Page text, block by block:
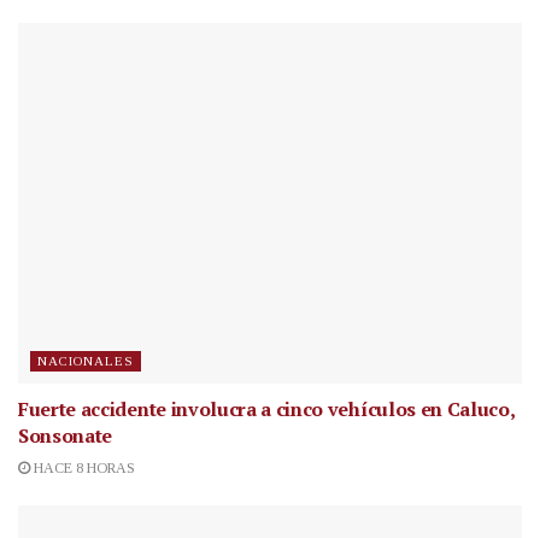
NACIONALES
Fuerte accidente involucra a cinco vehículos en Caluco,
Sonsonate
HACE 8 HORAS